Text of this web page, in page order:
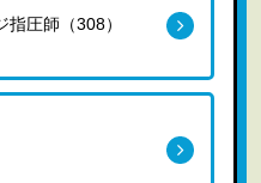
指圧師（308）